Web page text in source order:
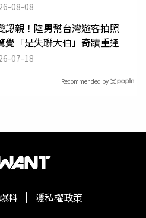
08-08
認親！陸男幫台灣遊客拍照
覺「是失聯大伯」奇蹟重逢
07-18
Recommended by
料
隱私權政策